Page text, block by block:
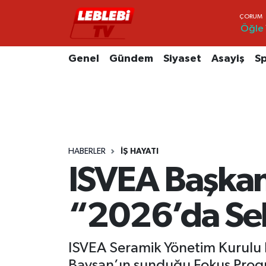
Öğle
Genel Gündem Siyaset Asayiş
HABERLER İŞ HAYATI
ISVEA
“2026’da
ISVEA Seramik Yönetim
Hava Durumu
Tüm Manşetler
Haber Arşivi